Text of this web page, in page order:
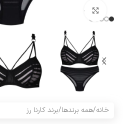
بزرگنمایی تصویر
خانه/همه برندها/برند کارنا رز